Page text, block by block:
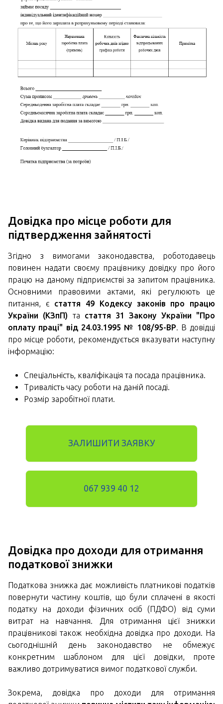
Довідка про місце роботи для
підтвердження зайнятості
Згідно з вимогами законодавства, роботодавець
повинен надати своєму працівнику довідку про його
працю на даному підприємстві за запитом працівника.
Основними правовими актами, які регулюють це
питання, є стаття 49 Кодексу законів про працю
України (КЗпП) та стаття 31 Закону України "Про
оплату праці" від 24.03.1995 № 108/95-ВР . В довідці
про місце роботи, рекомендується вказувати наступну
інформацію:
Спеціальність, кваліфікація та посада працівника.
Тривалість часу роботи на даній посаді.
Розмір заробітної плати.
ЗАЛИШИТИ ЗАЯВКУ
067 939 40 12
Довідка про доходи для отримання
податкової знижки
Податкова знижка дає можливість платникові податків
повернути частину коштів, що були сплачені в якості
податку на доходи фізичних осіб (ПДФО) від суми
витрат на навчання. Для отримання цієї знижки
працівникові також необхідна довідка про доходи. На
сьогоднішній день законодавство не обмежує
конкретним шаблоном для цієї довідки, проте
важливо дотримуватися вимог податкової служби.
Зокрема, довідка про доходи для отримання